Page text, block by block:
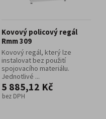
Kovový policový regál
Rmm 309
Kovový regál, který lze
instalovat bez použití
spojovacího materiálu.
Jednotlivé ...
5 885,12 Kč
bez DPH